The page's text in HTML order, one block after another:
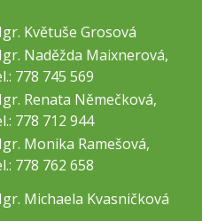
Květuše Grosová
Naděžda Maixnerová,
778 745 569
Renata Němečková,
778 712 944
Monika Ramešová,
778 762 658
Michaela Kvasničková